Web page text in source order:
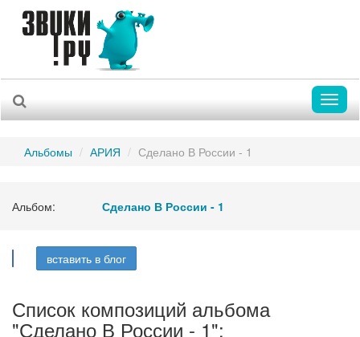
Альбомы АРИЯ Сделано В России - 1
Альбом: Сделано В России - 1
вставить в блог
Список композиций альбома
"Сделано В России - 1":